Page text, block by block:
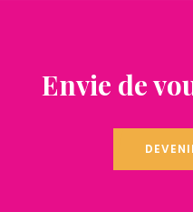
Envie de